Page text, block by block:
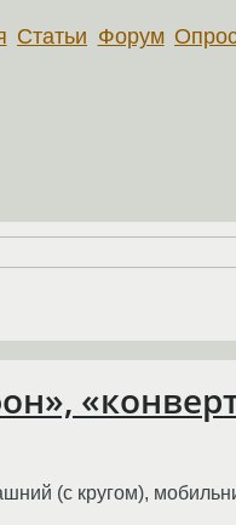
Статьи Форум
(с кругом),